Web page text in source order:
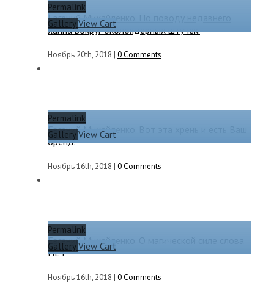
Permalink
GalleryView Cart
Евгений Михайленко. По поводу недавнего
хайпа вокруг околоядерных штучек.
Ноябрь 20th, 2018 | 0 Comments
Permalink
GalleryView Cart
Евгений Михайленко. Вот эта хрень и есть Ваш
бренд.
Ноябрь 16th, 2018 | 0 Comments
Permalink
GalleryView Cart
Евгений Михайленко. О магической силе слова
НЕТ
Ноябрь 16th, 2018 | 0 Comments